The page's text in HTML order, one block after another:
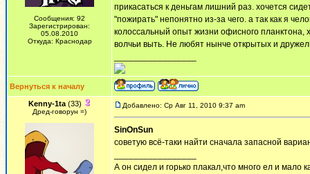
Сообщения: 92
Зарегистрирован:
05.08.2010
Откуда: Краснодар
прикасаться к деньгам лишний раз. хочется
"пожирать" непонятно из-за чего. а так как я
колоссальный опыт жизни офисного
волчьи выть. Не любят нынче открытых и
Вернуться к началу
Kenny-1ta(33)
Дред-говорун =)
Добавлено: Ср Авг 11, 2010 9:37 am
SinOnSun
советую всё-таки найти сначала запасной
А он сидел и горько плакал,что много ел и мало